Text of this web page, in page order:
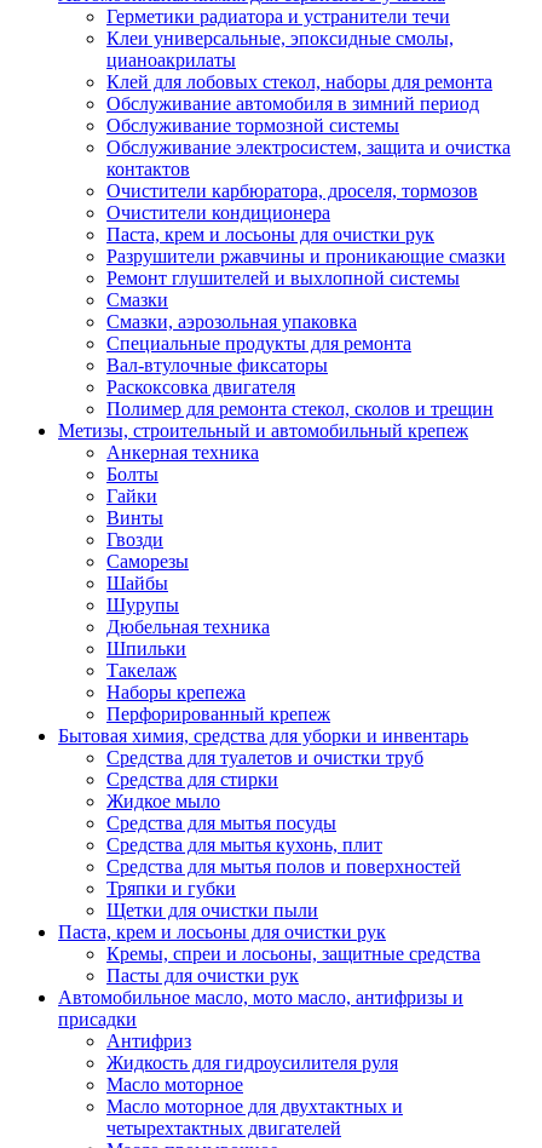
Герметики радиатора и устранители течи
Клеи универсальные, эпоксидные смолы,
цианоакрилаты
Клей для лобовых стекол, наборы для ремонта
Обслуживание автомобиля в зимний период
Обслуживание тормозной системы
Обслуживание электросистем, защита и очистка
контактов
Очистители карбюратора, дроселя, тормозов
Очистители кондиционера
Паста, крем и лосьоны для очистки рук
Разрушители ржавчины и проникающие смазки
Ремонт глушителей и выхлопной системы
Смазки
Смазки, аэрозольная упаковка
Специальные продукты для ремонта
Вал-втулочные фиксаторы
Раскоксовка двигателя
Полимер для ремонта стекол, сколов и трещин
Метизы, строительный и автомобильный крепеж
Анкерная техника
Болты
Гайки
Винты
Гвозди
Саморезы
Шайбы
Шурупы
Дюбельная техника
Шпильки
Такелаж
Наборы крепежа
Перфорированный крепеж
Бытовая химия, средства для уборки и инвентарь
Средства для туалетов и очистки труб
Средства для стирки
Жидкое мыло
Средства для мытья посуды
Средства для мытья кухонь, плит
Средства для мытья полов и поверхностей
Тряпки и губки
Щетки для очистки пыли
Паста, крем и лосьоны для очистки рук
Кремы, спреи и лосьоны, защитные средства
Пасты для очистки рук
Автомобильное масло, мото масло, антифризы и
присадки
Антифриз
Жидкость для гидроусилителя руля
Масло моторное
Масло моторное для двухтактных и
четырехтактных двигателей